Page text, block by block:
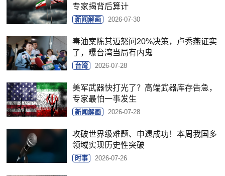
专家揭背后算计
新闻解画 2026-07-30
毒油案陈其迈怒问20%决策，卢秀燕证实
了，曝台湾当局有内鬼
台湾 2026-07-28
美军武器快打光了？高端武器库存告急，
专家最怕一事发生
新闻解画 2026-07-28
攻破世界级难题、申遗成功！本周我国多
领域实现历史性突破
时事 2026-07-26